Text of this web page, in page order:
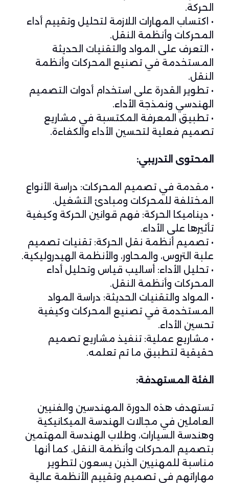
الحركة.
• اكتساب المهارات اللازمة لتحليل وتقييم أداء
المحركات وأنظمة النقل.
• التعرف على المواد والتقنيات الحديثة
المستخدمة في تصنيع المحركات وأنظمة
النقل.
• تطوير القدرة على استخدام أدوات التصميم
الهندسي ونمذجة الأداء.
• تطبيق المعرفة المكتسبة في مشاريع
تصميم فعلية لتحسين الأداء والكفاءة.
المحتوى التدريبي:
• مقدمة في تصميم المحركات: دراسة الأنواع
المختلفة للمحركات ومبادئ التشغيل.
• ديناميكا الحركة: فهم قوانين الحركة وكيفية
تأثيرها على الأداء.
• تصميم أنظمة نقل الحركة: تقنيات تصميم
علبة التروس، والمحاور، والأنظمة الهيدروليكية.
• تحليل الأداء: أساليب قياس وتحليل أداء
المحركات وأنظمة النقل.
• المواد والتقنيات الحديثة: دراسة المواد
المستخدمة في تصنيع المحركات وكيفية
تحسين الأداء.
• مشاريع عملية: تنفيذ مشاريع تصميم
حقيقية لتطبيق ما تم تعلمه.
الفئة المستهدفة:
تستهدف هذه الدورة المهندسين والفنيين
العاملين في مجالات الهندسة الميكانيكية
وهندسة السيارات، وطلاب الهندسة المهتمين
بتصميم المحركات وأنظمة النقل. كما أنها
مناسبة للمهنيين الذين يسعون لتطوير
مهاراتهم في تصميم وتقييم الأنظمة عالية